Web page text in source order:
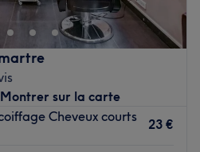
Montrer sur la carte
Cheveux courts
23 €